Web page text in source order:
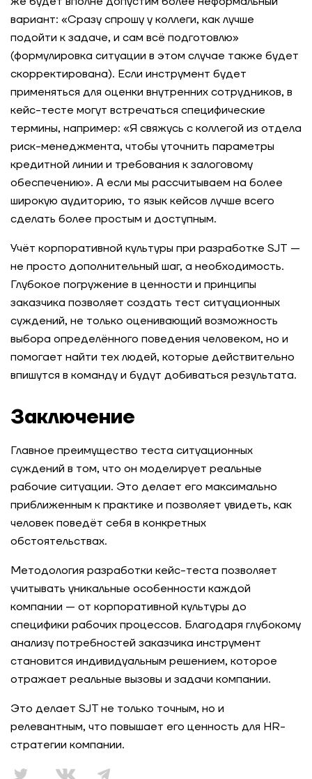
вариант: «Сразу спрошу у коллеги, как лучше
подойти к задаче, и сам всё подготовлю»
(формулировка ситуации в этом случае также будет
скорректирована). Если инструмент будет
применяться для оценки внутренних сотрудников, в
кейс-тесте могут встречаться специфические
термины, например: «Я свяжусь с коллегой из отдела
риск-менеджмента, чтобы уточнить параметры
кредитной линии и требования к залоговому
обеспечению». А если мы рассчитываем на более
широкую аудиторию, то язык кейсов лучше всего
сделать более простым и доступным.
Учёт корпоративной культуры при разработке SJT —
не просто дополнительный шаг, а необходимость.
Глубокое погружение в ценности и принципы
заказчика позволяет создать тест ситуационных
суждений, не только оценивающий возможность
выбора определённого поведения человеком, но и
помогает найти тех людей, которые действительно
впишутся в команду и будут добиваться результата.
Заключение
Главное преимущество теста ситуационных
суждений в том, что он моделирует реальные
рабочие ситуации. Это делает его максимально
приближенным к практике и позволяет увидеть, как
человек поведёт себя в конкретных
обстоятельствах.
Методология разработки кейс-теста позволяет
учитывать уникальные особенности каждой
компании — от корпоративной культуры до
специфики рабочих процессов. Благодаря глубокому
анализу потребностей заказчика инструмент
становится индивидуальным решением, которое
отражает реальные вызовы и задачи компании.
Это делает SJT не только точным, но и
релевантным, что повышает его ценность для HR-
стратегии компании.